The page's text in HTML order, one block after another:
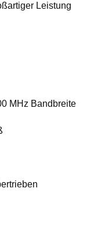
Leistung
MHz Bandbreite